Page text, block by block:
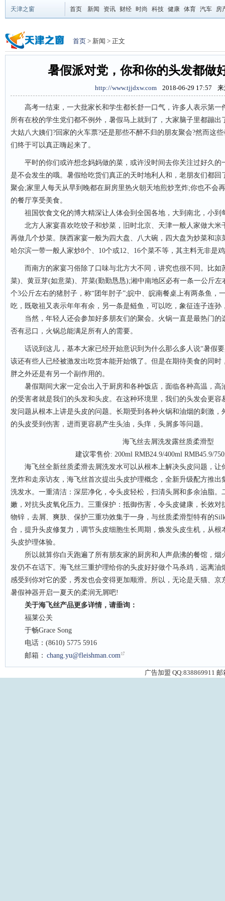
天津之窗 首页 新闻 资讯 财经 时尚 科技 健康 体育 汽车 房
首页 > 新闻 > 正文
暑假派对党，你和你的头发都做
http://www.tjjdxw.com 2018-06-29 17:57
高考一结束，一大批家长和学生都长舒一口气，许多人表示第一
所有在校的学生党们都不例外，暑假马上就到了，大家脑子里都蹦出
大姑八大姨们?回家的火车票?还是那些不醉不归的朋友聚会?然而这
们终于可以真正嗨起来了。
平时的你们或许想念妈妈做的菜，或许没时间去你关注过好久的
是不会发生的哦。暑假给吃货们真正的天时地利人和，老朋友们都回
聚会;家里人每天从早到晚都在厨房里热火朝天地煎炒烹炸;你也不会
的餐厅享受美食。
祖国饮食文化的博大精深让人体会到全国各地，大到南北，小到
北方人家宴喜欢吃饺子和炒菜，旧时北京、天津一般人家做大米
再做几个炒菜。陕西家宴一般为四大盘、八大碗，四大盘为炒菜和凉
哈尔滨一带一般人家炒8个、10个或12、16个菜不等，其主料无非是
而南方的家宴习俗除了口味与北方大不同，讲究也很不同。比如
菜)、黄豆芽(如意菜)、芹菜(勤勤恳恳);湘中南地区必有一条一公斤左
个3公斤左右的猪肘子，称“团年肘子”;皖中、皖南餐桌上有两条鱼，
吃，既敬祖又表示年年有余，另一条是鲢鱼，可以吃，象征连子连
当然，年轻人还会参加好多朋友们的聚会。火锅一直是最热门的
否有忌口，火锅总能满足所有人的需要。
话说到这儿，基本大家已经开始意识到为什么那么多人说“暑假要
该还有些人已经被激发出吃货本能开始饿了。但是在期待美食的同时
胖之外还是有另一个副作用的。
暑假期间大家一定会出入于厨房和各种饭店，面临各种高温，高
的受害者就是我们的头发和头皮。在这种环境里，我们的头发会更
发问题从根本上讲是头皮的问题。长期受到各种火锅和油烟的刺激，
的头皮受到伤害，进而更容易产生头油，头痒，头屑多等问题。
海飞丝去屑洗发露丝质柔滑型
建议零售价: 200ml RMB24.9/400ml RMB45.9/
海飞丝全新丝质柔滑去屑洗发水可以从根本上解决头皮问题，让
烹炸和走亲访友，海飞丝首次提出头皮护理概念，全新升级配方推出
洗发水。一重清洁：深层净化，令头皮轻松，扫清头屑和多余油脂。
嫩，对抗头皮氧化压力。三重保护：抵御伤害，令头皮健康，长效对
物锌，去屑、爽肤、保护三重功效集于一身，与丝质柔滑型特有的
合，提升头皮修复力，调节头皮细胞生长周期，焕发头皮生机，从根
头皮护理体验。
所以就算你白天跑遍了所有朋友家的厨房和人声鼎沸的餐馆，烟
发仍不在话下。海飞丝三重护理给你的头皮好好做个马杀鸡，远离油
感受到你对它的爱，秀发也会变得更加顺滑。所以，无论是天猫、京
暑假神器开启一夏天的柔润无屑吧!
关于海飞丝产品更多详情，请垂询：
福莱公关
于畅Grace Song
电话：(8610) 5775 5916
邮箱： chang.yu@fleishman.com
广告加盟 QQ:838869911